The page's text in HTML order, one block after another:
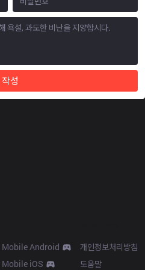
작성
Mobile Android
Mobile iOS
개인정보처리방침
도움말